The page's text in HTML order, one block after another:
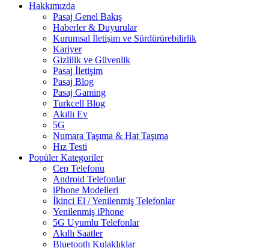
Hakkımızda
Pasaj Genel Bakış
Haberler & Duyurular
Kurumsal İletişim ve Sürdürürebilirlik
Kariyer
Gizlilik ve Güvenlik
Pasaj İletişim
Pasaj Blog
Pasaj Gaming
Turkcell Blog
Akıllı Ev
5G
Numara Taşıma & Hat Taşıma
Hız Testi
Popüler Kategoriler
Cep Telefonu
Android Telefonlar
iPhone Modelleri
İkinci El / Yenilenmiş Telefonlar
Yenilenmiş iPhone
5G Uyumlu Telefonlar
Akıllı Saatler
Bluetooth Kulaklıklar